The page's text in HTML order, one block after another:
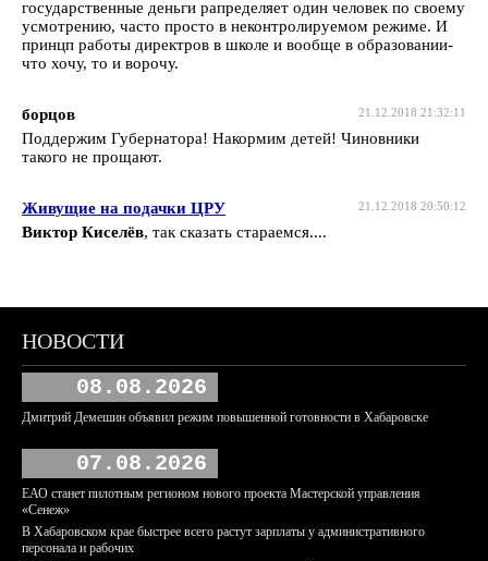
государственные деньги рапределяет один человек по своему
усмотрению, часто просто в неконтролируемом режиме. И
принцп работы директров в школе и вообще в образовании-
что хочу, то и ворочу.
21.12.2018 21:32:11
борцов
Поддержим Губернатора! Накормим детей! Чиновники
такого не прощают.
21.12.2018 20:50:12
Живущие на подачки ЦРУ
Виктор Киселёв, так сказать стараемся....
НОВОСТИ
08.08.2026
Дмитрий Демешин объявил режим повышенной готовности в Хабаровске
07.08.2026
ЕАО станет пилотным регионом нового проекта Мастерской управления
«Сенеж»
В Хабаровском крае быстрее всего растут зарплаты у административного
персонала и рабочих